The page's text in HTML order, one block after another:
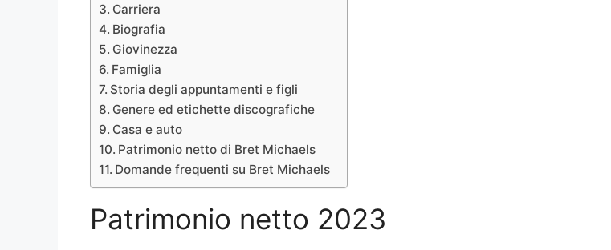
Carriera
Biografia
Giovinezza
Famiglia
Storia degli appuntamenti e figli
Genere ed etichette discografiche
Casa e auto
Patrimonio netto di Bret Michaels
Domande frequenti su Bret Michaels
Patrimonio netto 2023